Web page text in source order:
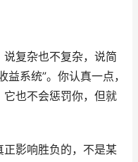
复杂也不复杂，说简
系统”。你认真一点，
也不会惩罚你，但就
影响胜负的，不是某